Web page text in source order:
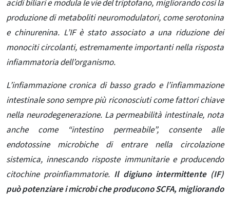
acidi biliari e modula le vie del triptofano, migliorando così la
produzione di metaboliti neuromodulatori, come serotonina
e chinurenina. L’IF è stato associato a una riduzione dei
monociti circolanti, estremamente importanti nella risposta
infiammatoria dell’organismo.
L’infiammazione cronica di basso grado e l’infiammazione
intestinale sono sempre più riconosciuti come fattori chiave
nella neurodegenerazione. La permeabilità intestinale, nota
anche come “intestino permeabile”, consente alle
endotossine microbiche di entrare nella circolazione
sistemica, innescando risposte immunitarie e producendo
citochine proinfiammatorie. Il digiuno intermittente (IF)
può potenziare i microbi che producono SCFA, migliorando